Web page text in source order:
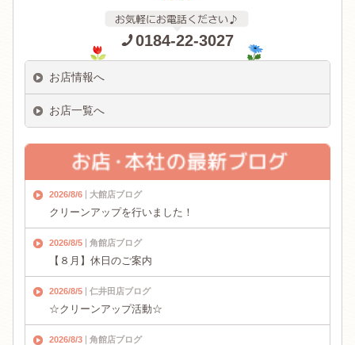
0184-22-3027
お店情報へ
お店一覧へ
2026/8/6 大館店ブログ
クリーンアップを行いました！
2026/8/5 角館店ブログ
【８月】休日のご案内
2026/8/5 仁井田店ブログ
☆クリーンアップ活動☆
2026/8/3 角館店ブログ